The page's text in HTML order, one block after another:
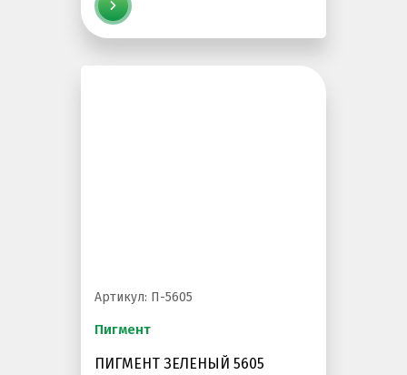
Артикул: П-5605
Пигмент
ПИГМЕНТ ЗЕЛЕНЫЙ 5605